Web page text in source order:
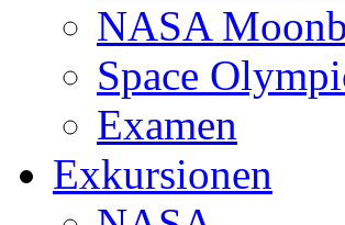
NASA
Space
Examen
Exkursionen